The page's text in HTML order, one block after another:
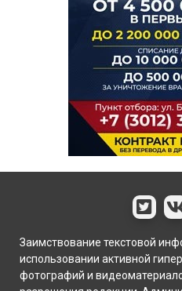
Заимствование текстовой
использовании активной
фотографий и